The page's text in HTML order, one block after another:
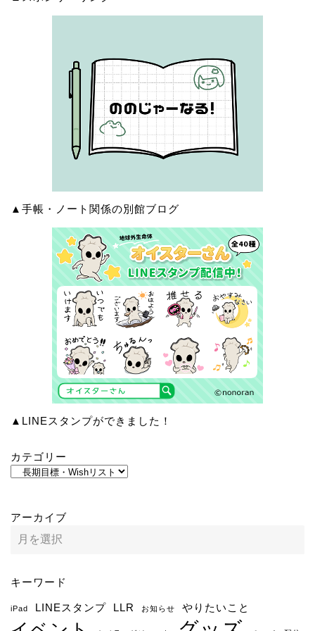
▲手帳・ノート関係の別館ブログ
▲LINEスタンプができました！
カテゴリー
アーカイブ
キーワード
iPad LINEスタンプ LLR お知らせ やりたいこと